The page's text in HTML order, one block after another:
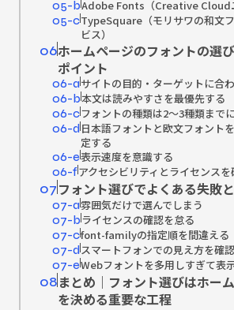
05-bAdobe Fonts（Creative Cloud
05-cTypeSquare（モリサワの和文
ビス）
06ホームページのフォントの選
ポイント
06-aサイトの目的・ターゲットに合
06-b本文は読みやすさを最優先する
06-cフォントの種類は2〜3種類まで
06-d日本語フォントと欧文フォント
定する
06-e表示速度を意識する
06-fアクセシビリティとライセンスを
07フォント選びでよくある失敗
07-a雰囲気だけで選んでしまう
07-bライセンスの確認を怠る
07-cfont-familyの指定順を間違える
07-dスマートフォンでの見え方を確
07-eWebフォントを多用しすぎて表
08 まとめ｜フォント選びはホー
を決める重要な工程